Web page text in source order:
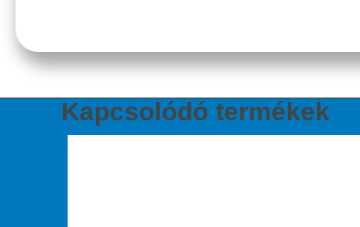
Kapcsolódó termékek